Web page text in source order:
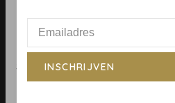
Statistics
Algemene voorwaarden
Behangrollen berekenen
INSCHRIJVEN